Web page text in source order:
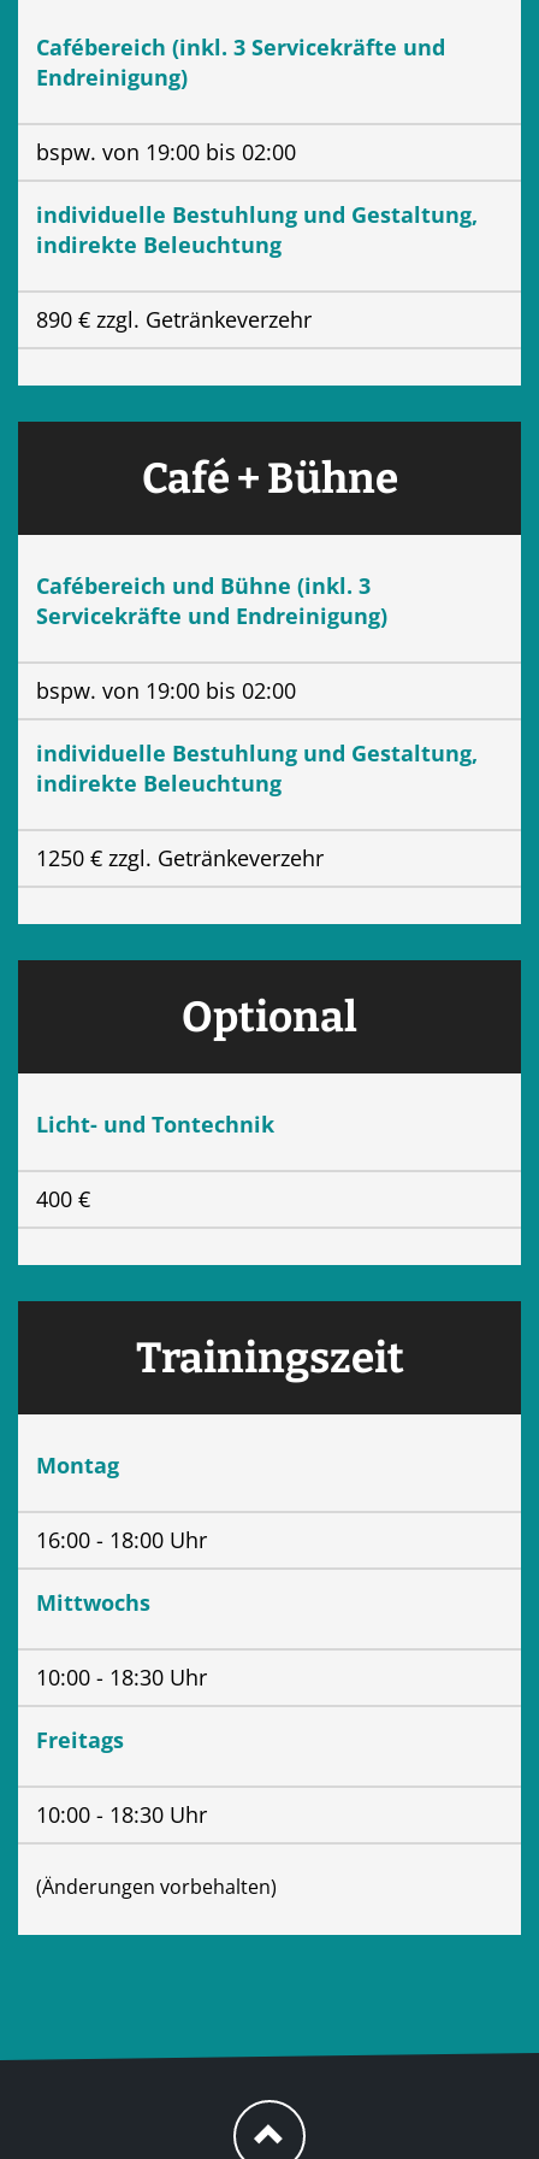
Cafébereich (inkl. 3 Servicekräfte und
Endreinigung)
bspw. von 19:00 bis 02:00
individuelle Bestuhlung und Gestaltung,
indirekte Beleuchtung
890 € zzgl. Getränkeverzehr
Café + Bühne
Cafébereich und Bühne (inkl. 3
Servicekräfte und Endreinigung)
bspw. von 19:00 bis 02:00
individuelle Bestuhlung und Gestaltung,
indirekte Beleuchtung
1250 € zzgl. Getränkeverzehr
Optional
Licht- und Tontechnik
400 €
Trainingszeit
Montag
16:00 - 18:00 Uhr
Mittwochs
10:00 - 18:30 Uhr
Freitags
10:00 - 18:30 Uhr
(Änderungen vorbehalten)